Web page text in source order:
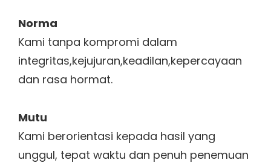
Norma
Kami tanpa kompromi dalam
integritas,kejujuran,keadilan,kepercayaan
dan rasa hormat.
Mutu
Kami berorientasi kepada hasil yang
unggul, tepat waktu dan penuh penemuan